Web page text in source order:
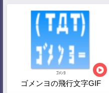
ゴメンヨの飛行文字GIF